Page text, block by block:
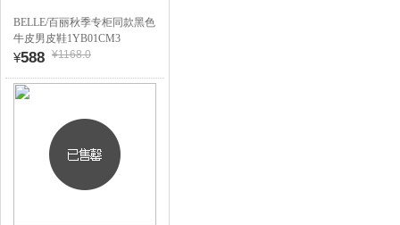
BELLE/百丽秋季专柜同款黑色
牛皮男皮鞋1YB01CM3
¥588 ¥1168.0